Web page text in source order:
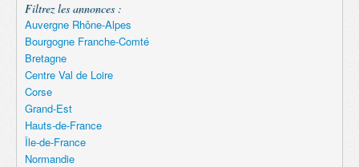
Filtrez les annonces :
Auvergne Rhône-Alpes
Bourgogne Franche-Comté
Bretagne
Centre Val de Loire
Corse
Grand-Est
Hauts-de-France
Île-de-France
Normandie